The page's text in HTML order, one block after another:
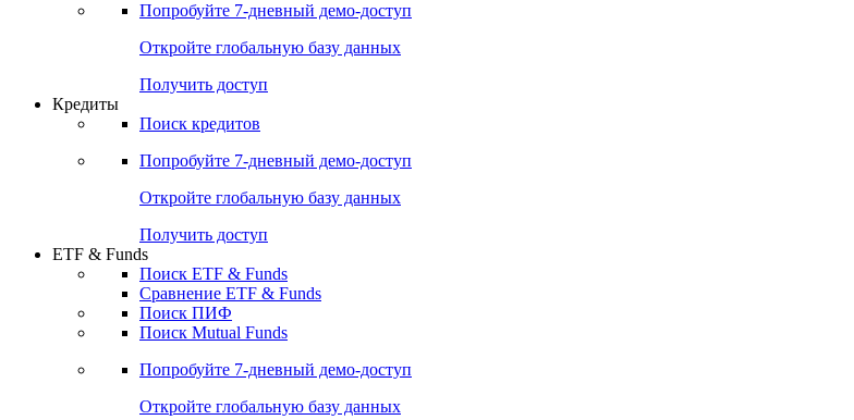
Попробуйте 7-дневный демо-доступ
Откройте глобальную базу данных
Получить доступ
Кредиты
Поиск кредитов
Попробуйте 7-дневный демо-доступ
Откройте глобальную базу данных
Получить доступ
ETF & Funds
Поиск ETF & Funds
Сравнение ETF & Funds
Поиск ПИФ
Поиск Mutual Funds
Попробуйте 7-дневный демо-доступ
Откройте глобальную базу данных